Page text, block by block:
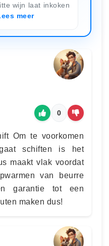
wijn laat inkoken
meer
0
Om te voorkomen
schiften is het
maakt vlak voordat
van beurre
garantie tot een
maken dus!